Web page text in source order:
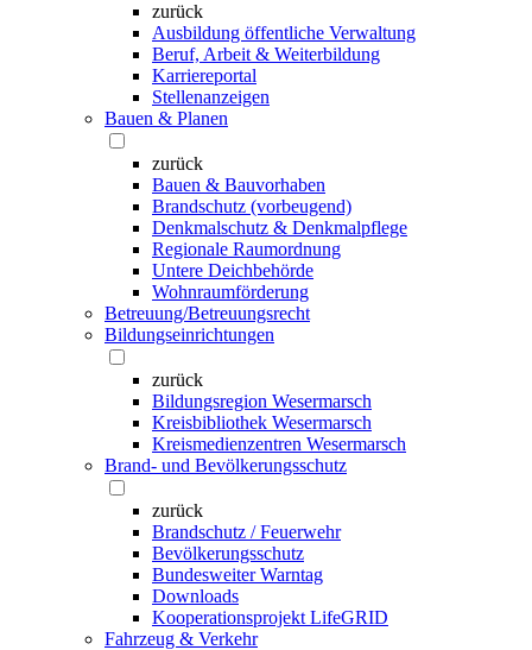
zurück
Ausbildung öffentliche Verwaltung
Beruf, Arbeit & Weiterbildung
Karriereportal
Stellenanzeigen
Bauen & Planen
zurück
Bauen & Bauvorhaben
Brandschutz (vorbeugend)
Denkmalschutz & Denkmalpflege
Regionale Raumordnung
Untere Deichbehörde
Wohnraumförderung
Betreuung/Betreuungsrecht
Bildungseinrichtungen
zurück
Bildungsregion Wesermarsch
Kreisbibliothek Wesermarsch
Kreismedienzentren Wesermarsch
Brand- und Bevölkerungsschutz
zurück
Brandschutz / Feuerwehr
Bevölkerungsschutz
Bundesweiter Warntag
Downloads
Kooperationsprojekt LifeGRID
Fahrzeug & Verkehr